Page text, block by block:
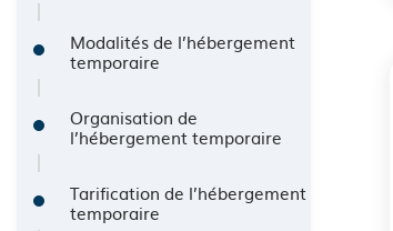
A
a
n
Modalités de l’hébergement
temporaire
Organisation de
l’hébergement temporaire
Tarification de l’hébergement
temporaire